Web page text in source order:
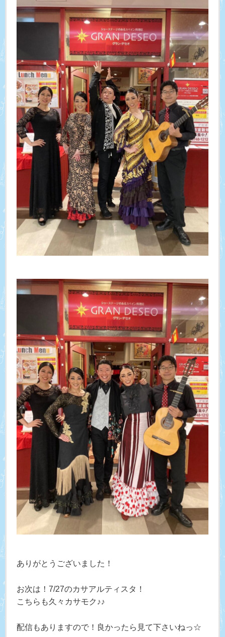
ありがとうございました！
お次は！7/27のカサアルティスタ！
こちらも久々カサモク♪♪
配信もありますので！良かったら見て下さいねっ☆